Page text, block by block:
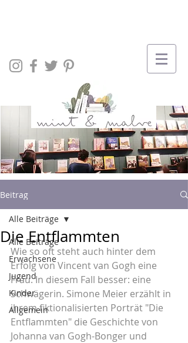
Beitrag
Alle Beiträge
Erwachsene
Jugend
Kinder
Allgemein
Alle Beiträge
Die Entflammten
Wie so oft steht auch hinter dem
Erfolg von Vincent van Gogh eine
Frau. In diesem Fall besser: eine
Schwägerin. Simone Meier erzählt in
ihrem fiktionalisierten Porträt "Die
Entflammten" die Geschichte von
Johanna van Gogh-Bonger und